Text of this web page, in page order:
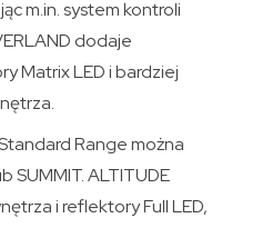
m.in. system kontroli
dodaje
Matrix LED i bardziej
Range można
SUMMIT. ALTITUDE
i reflektory Full LED,